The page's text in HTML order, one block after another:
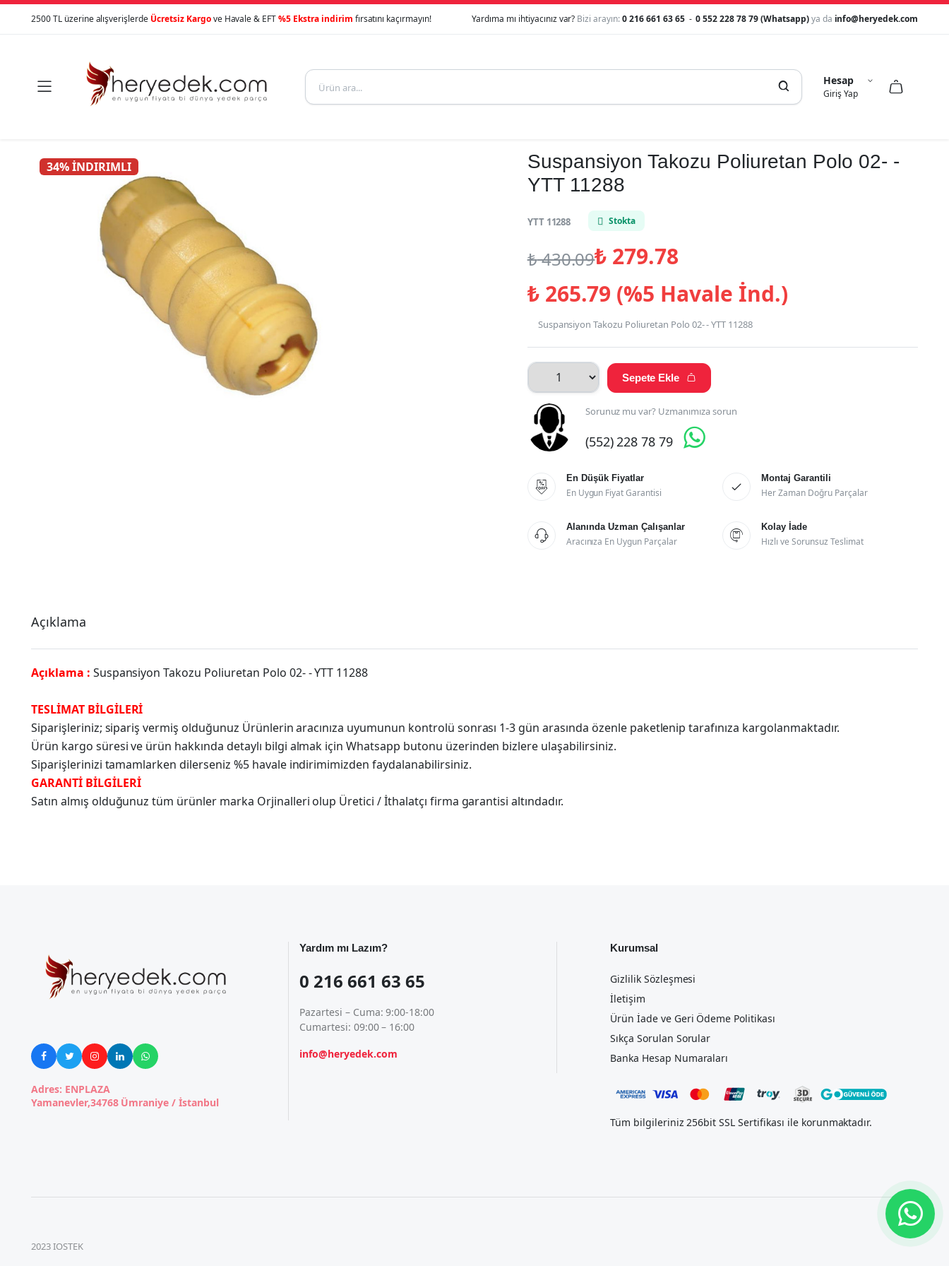
2500 TL üzerine alışverişlerde Ücretsiz Kargove Havale & EFT%5 Ekstra indirim fırsatını kaçırmayın! Yardıma mı ihtiyacınız var? Bizi arayın:0 216 661 63 65 -0 552 228 78 79 (Whatsapp)ya da info@heryedek.com
  Hesap
Giriş Yap
 
34% İNDIRIMLI
Suspansiyon Takozu Poliuretan Polo 02- -
YTT 11288
YTT 11288 Stokta
₺430.09₺ 279.78
₺265.79 (%5 Havale İnd.)
Suspansiyon Takozu Poliuretan Polo 02- - YTT 11288
Sepete Ekle 
Sorunuz mu var? Uzmanımıza sorun
(552) 228 78 79 

En Düşük Fiyatlar
En Uygun Fiyat Garantisi 
Montaj Garantili
Her Zaman Doğru Parçalar

Alanında Uzman Çalışanlar
Aracınıza En Uygun Parçalar 
Kolay İade
Hızlı ve Sorunsuz Teslimat
Açıklama
Açıklama : Suspansiyon Takozu Poliuretan Polo 02- - YTT 11288
TESLİMAT BİLGİLERİ
Siparişleriniz; sipariş vermiş olduğunuz Ürünlerin aracınıza uyumunun kontrolü sonrası 1-3 gün arasında özenle paketlenip tarafınıza kargolanmaktadır.
Ürün kargo süresi ve ürün hakkında detaylı bilgi almak için Whatsapp butonu üzerinden bizlere ulaşabilirsiniz.
Siparişlerinizi tamamlarken dilerseniz %5 havale indirimimizden faydalanabilirsiniz.
GARANTİ BİLGİLERİ
Satın almış olduğunuz tüm ürünler marka Orjinalleri olup Üretici / İthalatçı firma garantisi altındadır.
    
Adres: ENPLAZA
Yamanevler,34768 Ümraniye / İstanbul
Yardım mı Lazım?
0 216 661 63 65
Pazartesi – Cuma: 9:00-18:00
Cumartesi: 09:00 – 16:00
info@heryedek.com
Kurumsal
Gizlilik Sözleşmesi
İletişim
Ürün İade ve Geri Ödeme Politikası
Sıkça Sorulan Sorular
Banka Hesap Numaraları
Tüm bilgileriniz 256bit SSL Sertifikası ile korunmaktadır.
2023 IOSTEK